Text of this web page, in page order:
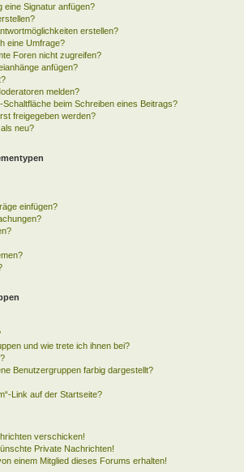
eine Signatur anfügen?
erstellen?
eine Umfrage?
Foren nicht zugreifen?
anfügen?
melden?
Schaltfläche beim Schreiben eines Beitrags?
freigegeben werden?
neu?
einfügen?
und wie trete ich ihnen bei?
Benutzergruppen farbig dargestellt?
Link auf der Startseite?
verschicken!
Private Nachrichten!
einem Mitglied dieses Forums erhalten!